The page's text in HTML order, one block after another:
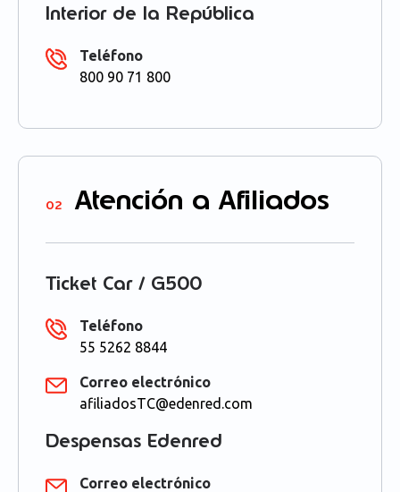
Interior de la República
Teléfono
800 90 71 800
02 Atención a Afiliados
Ticket Car / G500
Teléfono
55 5262 8844
Correo electrónico
afiliadosTC@edenred.com
Despensas Edenred
Correo electrónico